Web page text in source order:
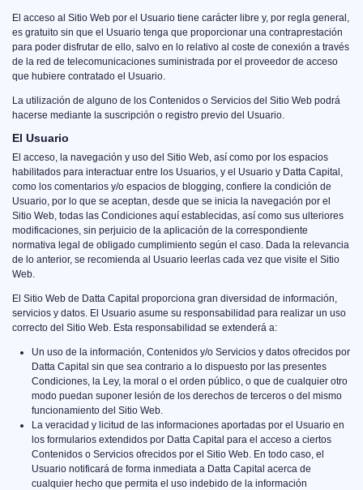
El acceso al Sitio Web por el Usuario tiene carácter libre y, por regla general,
es gratuito sin que el Usuario tenga que proporcionar una contraprestación
para poder disfrutar de ello, salvo en lo relativo al coste de conexión a través
de la red de telecomunicaciones suministrada por el proveedor de acceso
que hubiere contratado el Usuario.
La utilización de alguno de los Contenidos o Servicios del Sitio Web podrá
hacerse mediante la suscripción o registro previo del Usuario.
El Usuario
El acceso, la navegación y uso del Sitio Web, así como por los espacios
habilitados para interactuar entre los Usuarios, y el Usuario y Datta Capital,
como los comentarios y/o espacios de blogging, confiere la condición de
Usuario, por lo que se aceptan, desde que se inicia la navegación por el
Sitio Web, todas las Condiciones aquí establecidas, así como sus ulteriores
modificaciones, sin perjuicio de la aplicación de la correspondiente
normativa legal de obligado cumplimiento según el caso. Dada la relevancia
de lo anterior, se recomienda al Usuario leerlas cada vez que visite el Sitio
Web.
El Sitio Web de Datta Capital proporciona gran diversidad de información,
servicios y datos. El Usuario asume su responsabilidad para realizar un uso
correcto del Sitio Web. Esta responsabilidad se extenderá a:
Un uso de la información, Contenidos y/o Servicios y datos ofrecidos por
Datta Capital sin que sea contrario a lo dispuesto por las presentes
Condiciones, la Ley, la moral o el orden público, o que de cualquier otro
modo puedan suponer lesión de los derechos de terceros o del mismo
funcionamiento del Sitio Web.
La veracidad y licitud de las informaciones aportadas por el Usuario en
los formularios extendidos por Datta Capital para el acceso a ciertos
Contenidos o Servicios ofrecidos por el Sitio Web. En todo caso, el
Usuario notificará de forma inmediata a Datta Capital acerca de
cualquier hecho que permita el uso indebido de la información